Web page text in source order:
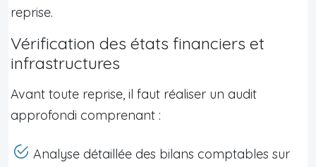
reprise.
Vérification des états financiers et
infrastructures
Avant toute reprise, il faut réaliser un audit
approfondi comprenant :
Analyse détaillée des bilans comptables sur